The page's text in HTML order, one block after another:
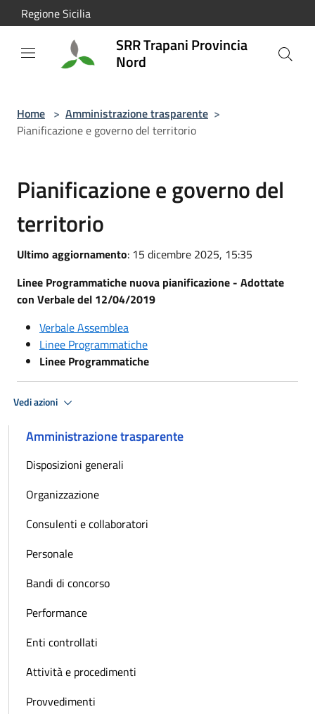
Salta al contenuto principale
Regione Sicilia
SRR Trapani Provincia
Nord
Home > Amministrazione trasparente >
Pianificazione e governo del territorio
Pianificazione e governo del
territorio
Ultimo aggiornamento: 15 dicembre 2025, 15:35
Linee Programmatiche nuova pianificazione - Adottate
con Verbale del 12/04/2019
Verbale Assemblea
Linee Programmatiche
Linee Programmatiche
Vedi azioni
Amministrazione trasparente
Disposizioni generali
Organizzazione
Consulenti e collaboratori
Personale
Bandi di concorso
Performance
Enti controllati
Attività e procedimenti
Provvedimenti